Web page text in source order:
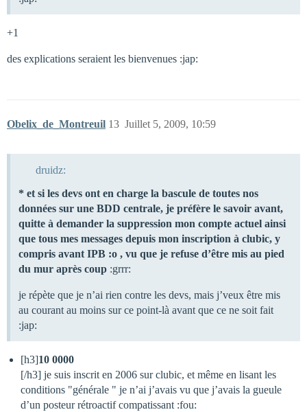
+1
des explications seraient les bienvenues :jap:
Obelix_de_Montreuil Juillet 5, 2009, 10:59
13
druidz:
* et si les devs ont en charge la bascule de toutes nos
données sur une BDD centrale, je préfère le savoir avant,
quitte à demander la suppression mon compte actuel ainsi
que tous mes messages depuis mon inscription à clubic, y
compris avant IPB :o , vu que je refuse d’être mis au pied
du mur après coup :grrr:
je répète que je n’ai rien contre les devs, mais j’veux être mis
au courant au moins sur ce point-là avant que ce ne soit fait
:jap:
[h3]10 0000
[/h3] je suis inscrit en 2006 sur clubic, et même en lisant les
conditions "générale " je n’ai j’avais vu que j’avais la gueule
d’un posteur rétroactif compatissant :fou: